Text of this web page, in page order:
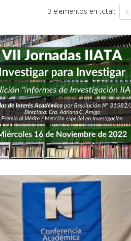
3 elementos en total: